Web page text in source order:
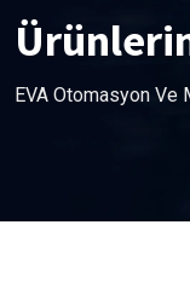
EVA Otomasyon Ve